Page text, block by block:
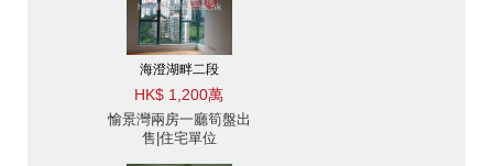
海澄湖畔二段
HK$ 1,200萬
愉景灣兩房一廳筍盤出
售|住宅單位